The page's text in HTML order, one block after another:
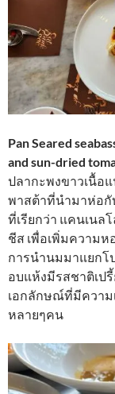
Pan Seared
and sun-dried
ปลากะพงขาวเนื้อ
พาสต้าที่นำมาห่อกั
ที่เรียกว่า แคนเนล
ชีส เพื่อเพิ่มความห
การนำนมมาแยกโ
อบแห้งมีรสชาติเป
เอกลักษณ์ที่มีความ
หลายๆคน